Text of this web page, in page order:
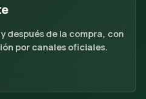
después de la compra, con
por canales oficiales.